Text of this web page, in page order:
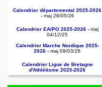
Calendrier départemental 2025-2026
- maj 28/05/26
Calendrier EA/PO 2025-2026 - maj
04/12/25
Calendrier Marche Nordique 2025-
2026 - maj 09/03/26
Calendrier Ligue de Bretagne
d'Athlétisme 2025-2026